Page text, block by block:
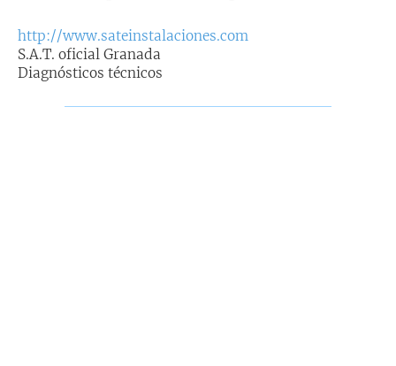
http://www.sateinstalaciones.com
S.A.T. oficial Granada
Diagnósticos técnicos